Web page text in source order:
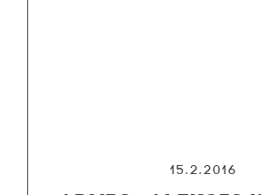
15.2.2016